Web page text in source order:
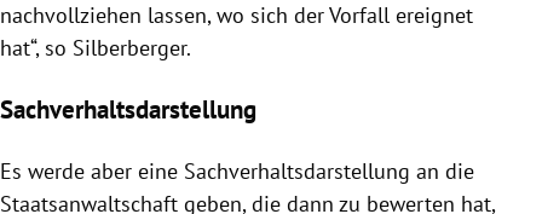
nachvollziehen lassen, wo sich der Vorfall ereignet
hat“, so Silberberger.
Sachverhaltsdarstellung
Es werde aber eine Sachverhaltsdarstellung an die
Staatsanwaltschaft geben, die dann zu bewerten hat,